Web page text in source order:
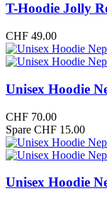
T-Hoodie Jolly
CHF 49.00
Unisex Hoodie
CHF 70.00
Spare CHF 15.00
Unisex Hoodie